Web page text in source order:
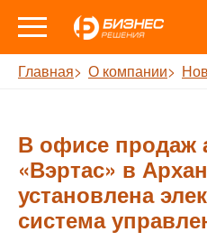
Главная О компании
В офисе продаж
«Вэртас» в
установлена
система